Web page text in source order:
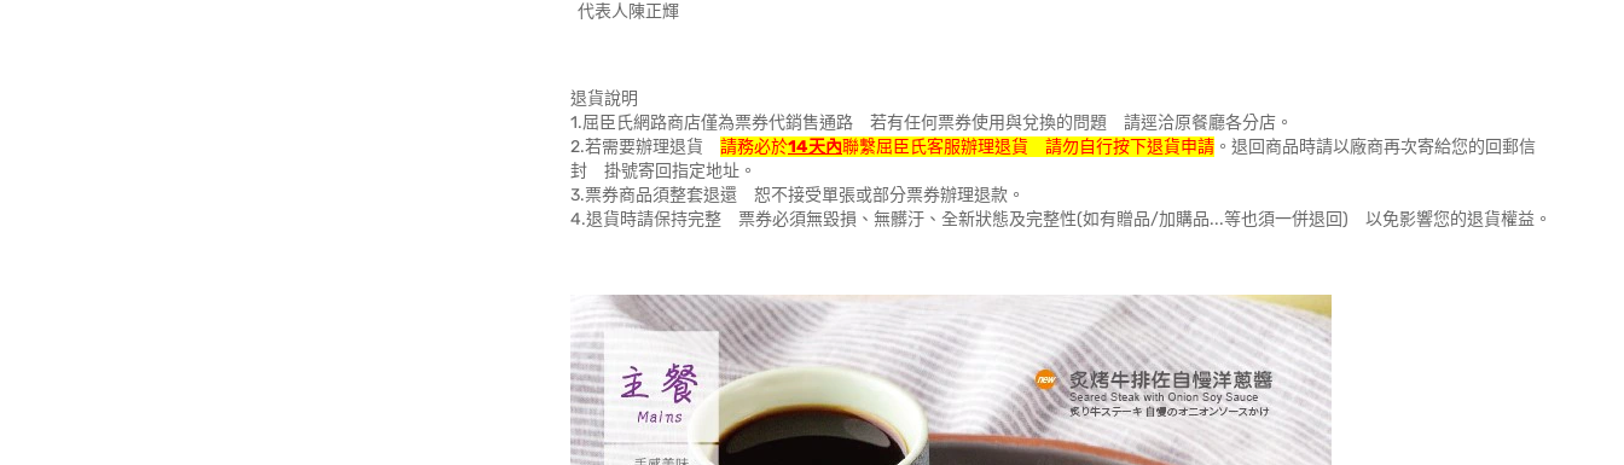
代表人陳正輝
退貨說明
1.屈臣氏網路商店僅為票券代銷售通路 若有任何票券使用與兌換的問題 請逕洽原餐廳各分店。
2.若需要辦理退貨 請務必於14天內聯繫屈臣氏客服辦理退貨 請勿自行按下退貨申請 。退回商品時請以廠商再次寄給您的回郵信
封 掛號寄回指定地址。
3.票券商品須整套退還 恕不接受單張或部分票券辦理退款。
4.退貨時請保持完整 票券必須無毀損、無髒汙、全新狀態及完整性(如有贈品/加購品...等也須一併退回) 以免影響您的退貨權益。